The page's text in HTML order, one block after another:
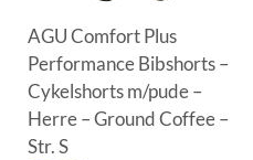
AGU Comfort Plus
Performance Bibshorts –
Cykelshorts m/pude –
Herre – Ground Coffee –
Str. S